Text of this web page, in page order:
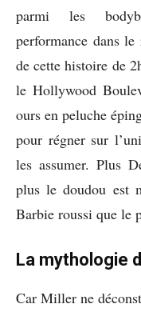
parmi les
performance dans
de cette histoire de
le Hollywood
ours en peluche
pour régner sur
les assumer. Plus
plus le doudou est
Barbie roussi que le
La mythologie
Car Miller ne